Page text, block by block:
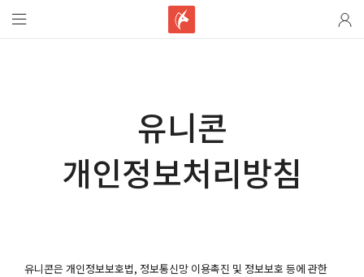
유니콘
개인정보처리방침
유니콘은 개인정보보호법, 정보통신망 이용촉진 및 정보보호 등에 관한